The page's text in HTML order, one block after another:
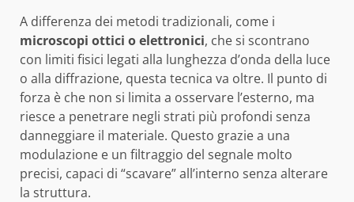
A differenza dei metodi tradizionali, come i
microscopi ottici o elettronici, che si scontrano
con limiti fisici legati alla lunghezza d’onda della luce
o alla diffrazione, questa tecnica va oltre. Il punto di
forza è che non si limita a osservare l’esterno, ma
riesce a penetrare negli strati più profondi senza
danneggiare il materiale. Questo grazie a una
modulazione e un filtraggio del segnale molto
precisi, capaci di “scavare” all’interno senza alterare
la struttura.